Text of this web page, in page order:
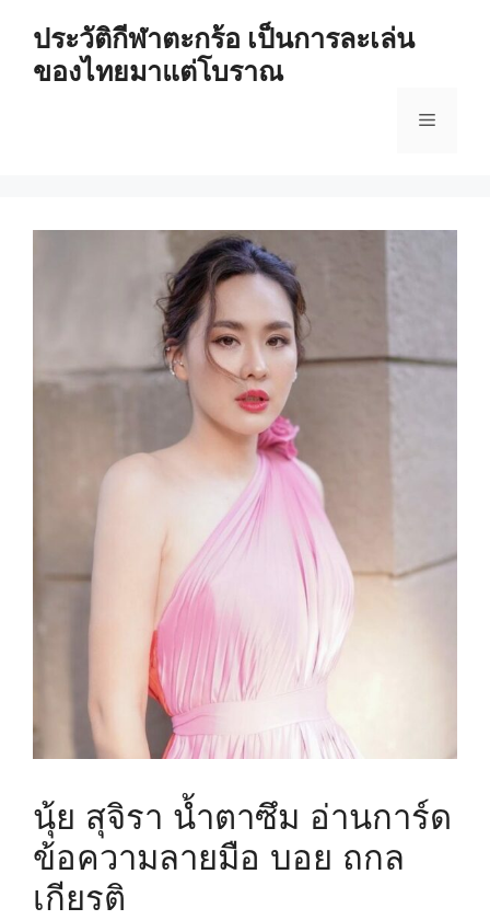
content
ประวัติกีฬาตะกร้อ เป็นการละเล่น
ของไทยมาแต่โบราณ
Menu
นุ้ย สุจิรา น้ำตาซึม อ่านการ์ด
ข้อความลายมือ บอย ถกล
เกียรติ